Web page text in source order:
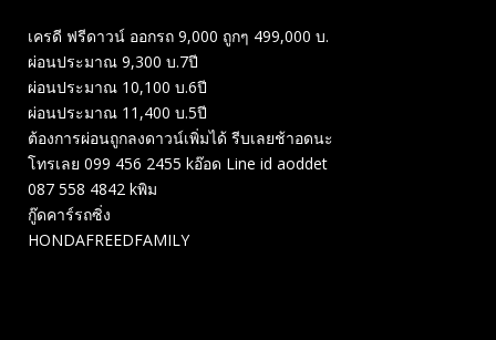
เครดี ฟรีดาวน์ ออกรถ 9,000 ถูกๆ 499,000 บ.
ผ่อนประมาณ 9,300 บ.7ปี
ผ่อนประมาณ 10,100 บ.6ปี
ผ่อนประมาณ 11,400 บ.5ปี
ต้องการผ่อนถูกลงดาวน์เพิ่มได้ รีบเลยช้าอดนะ
โทรเลย 099 456 2455 kอ๊อด Line id aoddet
087 558 4842 kพิม
กู๊ดคาร์รถซิ่ง
HONDAFREEDFAMILY